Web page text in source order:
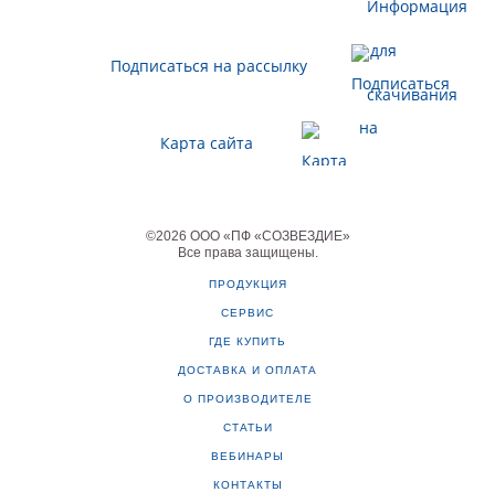
Подписаться на рассылку
Карта сайта
©2026 ООО «ПФ «СОЗВЕЗДИЕ»
Все права защищены.
ПРОДУКЦИЯ
СЕРВИС
ГДЕ КУПИТЬ
ДОСТАВКА И ОПЛАТА
О ПРОИЗВОДИТЕЛЕ
СТАТЬИ
ВЕБИНАРЫ
КОНТАКТЫ